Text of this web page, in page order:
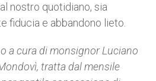
nostro quotidiano, sia
fiducia e abbandono lieto.
a cura di monsignor Luciano
tratta dal mensile